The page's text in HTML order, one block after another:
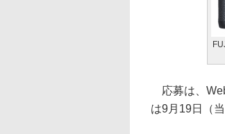
応募は、
は9月19日（